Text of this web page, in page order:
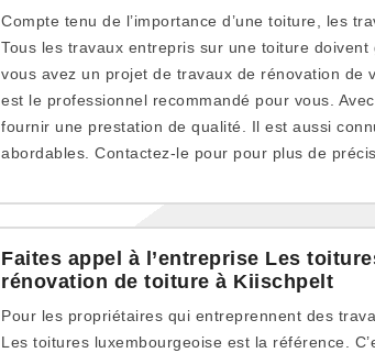
Compte tenu de l’importance d’une toiture, les
Tous les travaux entrepris sur une toiture
vous avez un projet de travaux de rénovation de
est le professionnel recommandé pour vous.
fournir une prestation de qualité. Il est aussi
abordables. Contactez-le pour pour plus de
Faites appel à l’entreprise Les
rénovation de toiture à Kiischpelt
Pour les propriétaires qui entreprennent des
Les toitures luxembourgeoise est la référence.